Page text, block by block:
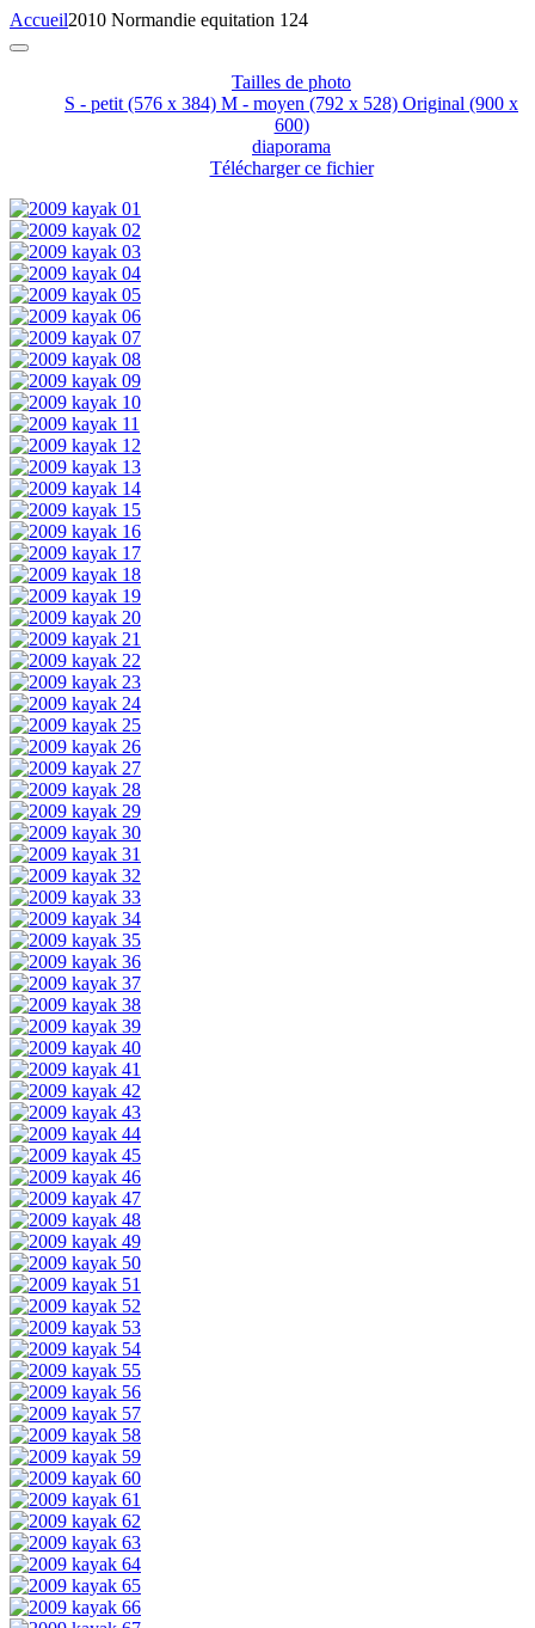
Accueil2010 Normandie equitation 124
Tailles de photo
S - petit (576 x 384) M - moyen (792 x 528) Original (900 x
600)
diaporama
Télécharger ce fichier